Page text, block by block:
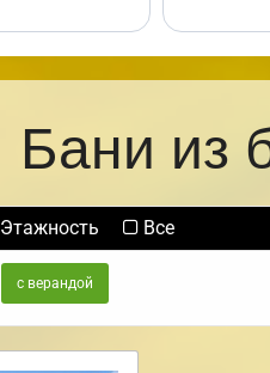
Бани из
Этажность Все
с верандой